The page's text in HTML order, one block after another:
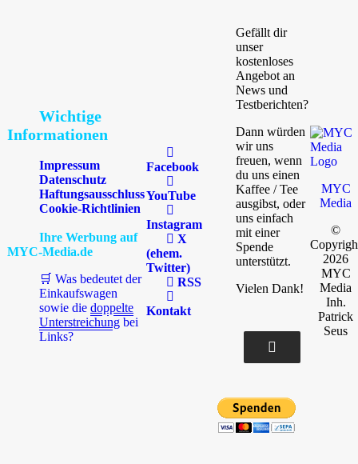
Wichtige
Informationen
Impressum
Datenschutz
Haftungsausschluss
Cookie-Richtlinien
Ihre Werbung auf
MYC-Media.de
🛒 Was bedeutet der
Einkaufswagen
sowie die doppelte
Unterstreichung bei
Links?
Facebook
YouTube
Instagram
X
(ehem.
Twitter)
RSS
Kontakt
Gefällt dir
unser
kostenloses
Angebot an
News und
Testberichten?
Dann würden
wir uns
freuen, wenn
du uns einen
Kaffee / Tee
ausgibst, oder
uns einfach
mit einer
Spende
unterstützt.
Vielen Dank!
MYC
Media
©
2026
MYC
Media
Inh.
Patrick
Seus